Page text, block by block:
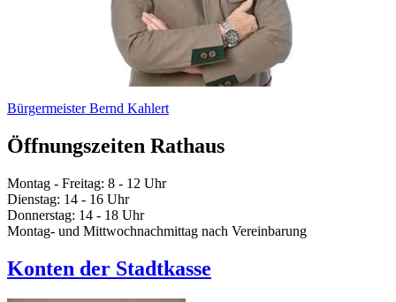
Bürgermeister Bernd Kahlert
Öffnungszeiten Rathaus
Montag - Freitag: 8 - 12 Uhr
Dienstag: 14 - 16 Uhr
Donnerstag: 14 - 18 Uhr
Montag- und Mittwochnachmittag nach Vereinbarung
Konten der Stadtkasse